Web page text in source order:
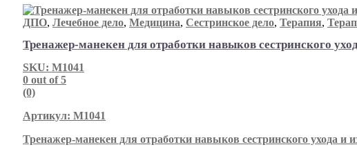
ДПО, Лечебное дело, Медицина, Сестринское дело, Терапия,
Тренажер-манекен для отработки навыков сестринского
SKU: М1041
0 out of 5
(0)
Артикул: М1041
Тренажер-манекен для отработки навыков сестринского ухода и